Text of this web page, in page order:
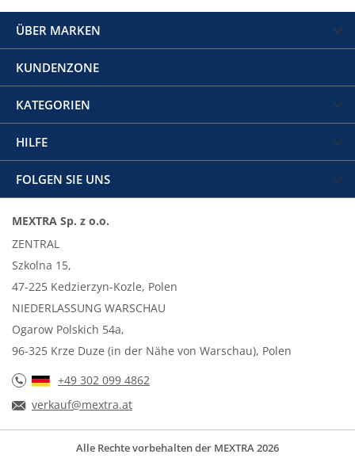
ÜBER MARKEN
KUNDENZONE
KATEGORIEN
HILFE
FOLGEN SIE UNS
MEXTRA Sp. z o.o.
ZENTRAL
Szkolna 15,
47-225 Kedzierzyn-Kozle, Polen
NIEDERLASSUNG WARSCHAU
Ogarow Polskich 54a,
96-325 Krze Duze (in der Nähe von Warschau), Polen
+49 302 099 4862
verkauf@mextra.at
Alle Rechte vorbehalten der MEXTRA 2026